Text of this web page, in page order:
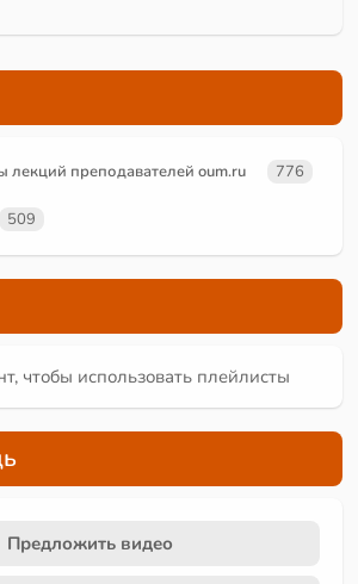
преподавателей oum.ru 776
509
чтобы использовать плейлисты
Предложить видео